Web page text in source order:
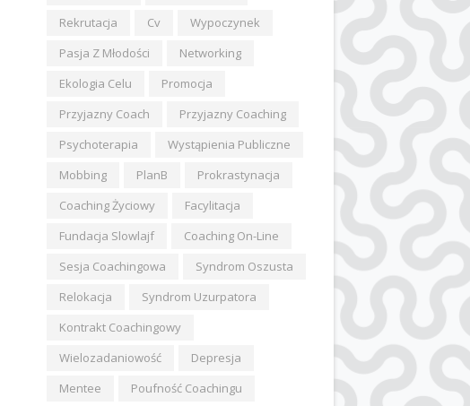
Rekrutacja
Cv
Wypoczynek
Pasja Z Młodości
Networking
Ekologia Celu
Promocja
Przyjazny Coach
Przyjazny Coaching
Psychoterapia
Wystąpienia Publiczne
Mobbing
PlanB
Prokrastynacja
Coaching Życiowy
Facylitacja
Fundacja Slowlajf
Coaching On-Line
Sesja Coachingowa
Syndrom Oszusta
Relokacja
Syndrom Uzurpatora
Kontrakt Coachingowy
Wielozadaniowość
Depresja
Mentee
Poufność Coachingu